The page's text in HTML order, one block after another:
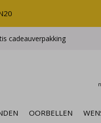
OORBELLEN
cadeauverpakking